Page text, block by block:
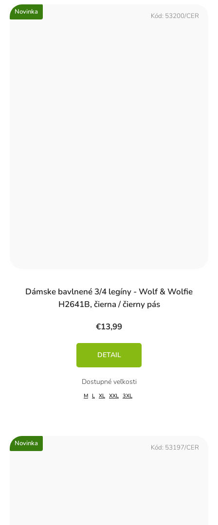
Novinka
Dámske bavlnené 3/4 legíny - Wolf & Wolfie
H2641B, čierna / čierny pás
€13,99
DETAIL
M L XL XXL 3XL
Kód: 53200/CER
Novinka Kód: 53197/CER